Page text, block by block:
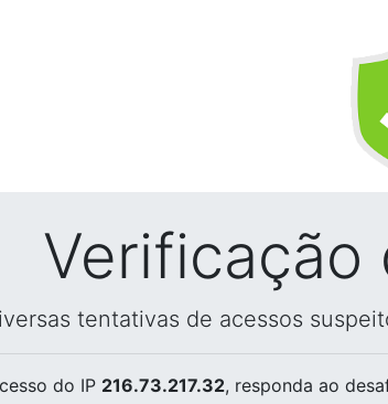
Verificação
tentativas de acessos
do IP 216.73.217.32, responda ao